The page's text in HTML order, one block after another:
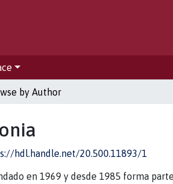
by Author
hdl.handle.net/20.500.11893/1
en 1969 y desde 1985 forma